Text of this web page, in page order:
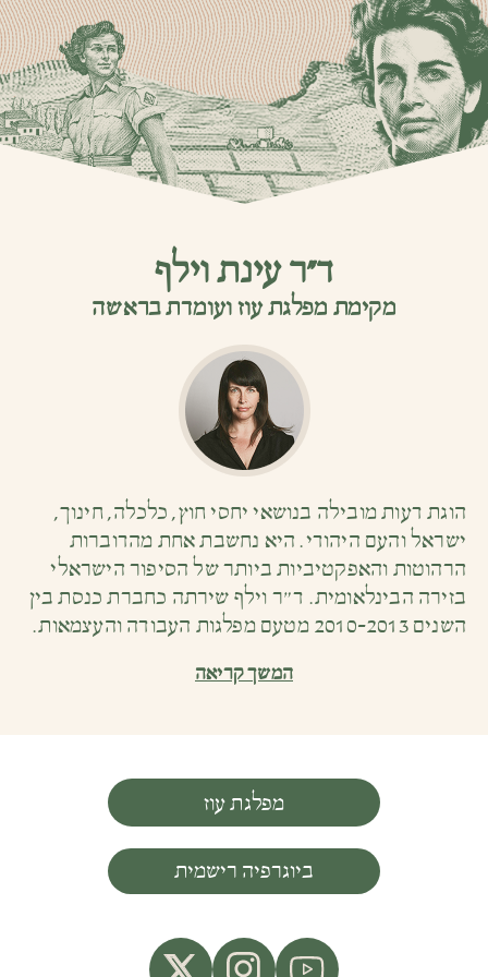
ד”ר עינת וילף
מקימת מפלגת עוז ועומדת בראשה
הוגת דעות מובילה בנושאי יחסי חוץ, כלכלה, חינוך,
ישראל והעם היהודי. היא נחשבת אחת מהדוברות
הרהוטות והאפקטיביות ביותר של הסיפור הישראלי
בזירה הבינלאומית. ד״ר וילף שירתה כחברת כנסת בין
השנים 2010-2013 מטעם מפלגות העבודה והעצמאות.
המשך קריאה
מפלגת עוז
ביוגרפיה רישמית